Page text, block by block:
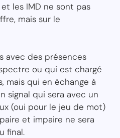
les IMD ne sont pas
mais sur le
avec des présences
ou qui est chargé
mais qui en échange à
signal qui sera avec un
(oui pour le jeu de mot)
et impaire ne sera
final.